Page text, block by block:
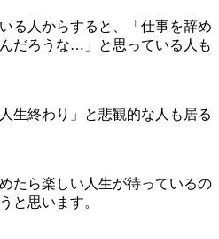
る人からすると、
「仕事を辞め
だろうな…」
と思っている人も
生終わり」と悲観的な人も居る
たら楽しい人生が待っているの
と思います。